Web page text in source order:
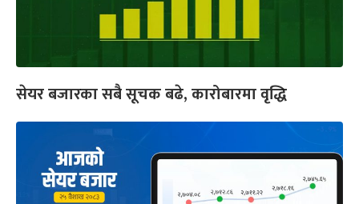
सेयर बजारका सबै सूचक बढे, कारोबारमा वृद्धि